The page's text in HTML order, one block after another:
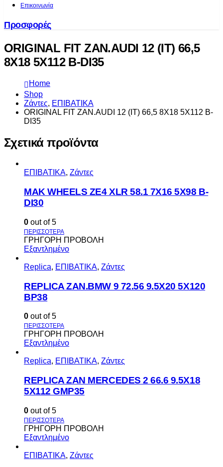
Επικοινωνία
Προσφορές
ORIGINAL FIT ZAN.AUDI 12 (IT) 66,5
8X18 5X112 B-DI35
Home
Shop
Ζάντες, ΕΠΙΒΑΤΙΚΑ
ORIGINAL FIT ZAN.AUDI 12 (IT) 66,5 8X18 5X112 B-
DI35
Σχετικά προϊόντα
ΕΠΙΒΑΤΙΚΑ, Ζάντες
MAK WHEELS ΖΕ4 XLR 58.1 7Χ16 5Χ98 Β-
DI30
0 out of 5
ΓΡΗΓΟΡΗ ΠΡΟΒΟΛΗ
Εξαντλημένο
Replica, ΕΠΙΒΑΤΙΚΑ, Ζάντες
REPLICA ZAN.BMW 9 72.56 9.5X20 5X120
BP38
0 out of 5
ΓΡΗΓΟΡΗ ΠΡΟΒΟΛΗ
Εξαντλημένο
Replica, ΕΠΙΒΑΤΙΚΑ, Ζάντες
REPLICA ZAN MERCEDES 2 66.6 9.5X18
5X112 GMP35
0 out of 5
ΓΡΗΓΟΡΗ ΠΡΟΒΟΛΗ
Εξαντλημένο
ΕΠΙΒΑΤΙΚΑ, Ζάντες